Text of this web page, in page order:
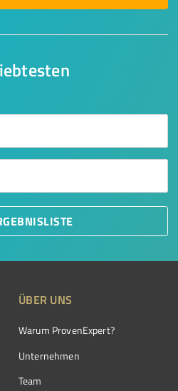
ÜBER UNS
Warum ProvenExpert?
Unternehmen
Team